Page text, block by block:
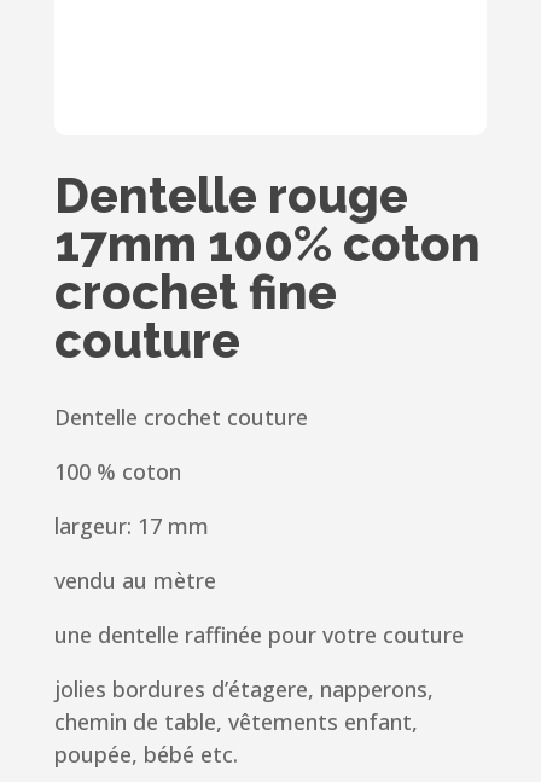
Dentelle rouge
17mm 100% coton
crochet fine
couture
Dentelle crochet couture
100 % coton
largeur: 17 mm
vendu au mètre
une dentelle raffinée pour votre couture
jolies bordures d’étagere, napperons,
chemin de table, vêtements enfant,
poupée, bébé etc.